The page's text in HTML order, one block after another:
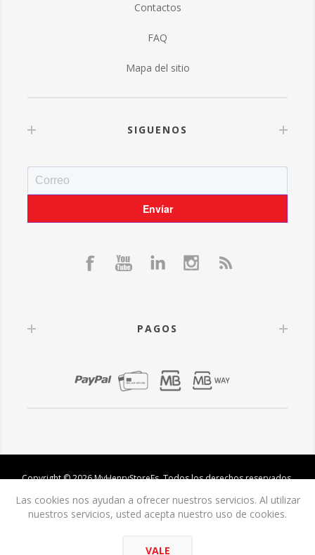
Contactos
FAQ
Mapa del sitio
SIGUENOS
PAGOS
Copyright © 2026 MyHenryStoreEs. Todos los derechos reservados.
Las cookies nos ayudan a ofrecer nuestros servicios. Al utilizar
nuestros servicios, usted acepta nuestro uso de cookies.
VALE